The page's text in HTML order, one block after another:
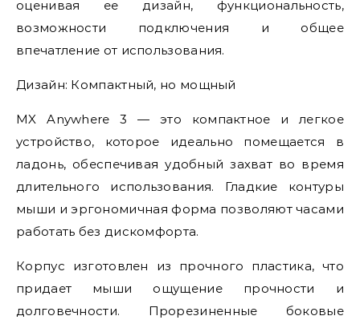
оценивая ее дизайн, функциональность,
возможности подключения и общее
впечатление от использования.
Дизайн: Компактный, но мощный
MX Anywhere 3 — это компактное и легкое
устройство, которое идеально помещается в
ладонь, обеспечивая удобный захват во время
длительного использования. Гладкие контуры
мыши и эргономичная форма позволяют часами
работать без дискомфорта.
Корпус изготовлен из прочного пластика, что
придает мыши ощущение прочности и
долговечности. Прорезиненные боковые